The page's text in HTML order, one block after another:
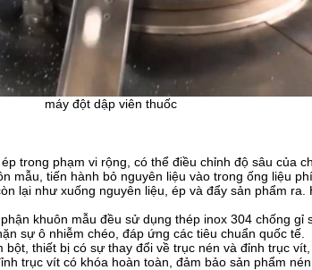
máy đột dập viên thuốc
trong phạm vi rộng, có thể điều chỉnh độ sâu của
mẫu, tiến hành bỏ nguyên liệu vào trong ống liệu
lại như xuống nguyên liệu, ép và đẩy sản phẩm
khuôn mẫu đều sử dụng thép inox 304 chống gỉ
sự ô nhiễm chéo, đáp ứng các tiêu chuẩn quốc tế.
thiết bị có sự thay đổi về trục nén và đỉnh trục
trục vít có khóa hoàn toàn, đảm bảo sản phẩm